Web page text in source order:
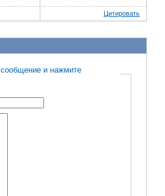
Цитировать
и нажмите